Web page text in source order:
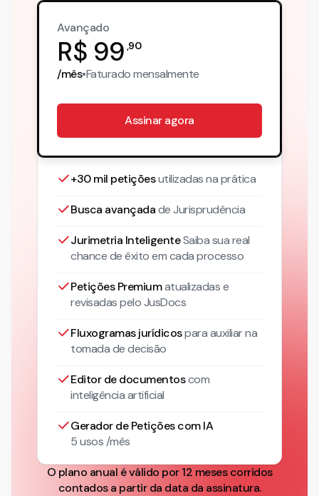
Avançado
R$ 99 90
/mês•Faturadomensalmente
Assinar agora
+30 mil petiçõesutilizadas na prática
Busca avançadade Jurisprudência
Jurimetria InteligenteSaiba sua real
chance de êxito em cada processo
Petições Premiumatualizadase
revisadas pelo JusDocs
Fluxogramas jurídicospara auxiliar na
tomada de decisão
Editor de documentoscom
inteligência artificial
Gerador de Petições com IA
5 usos /mês
O plano anual é válido por 12 meses corridos
contados a partir da data da assinatura.